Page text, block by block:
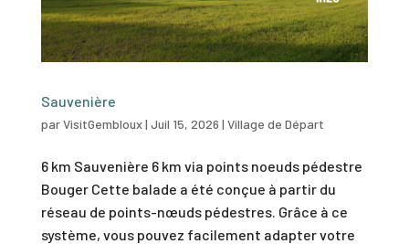
Sauvenière
parVisitGembloux| Juil 15, 2026 | Village de Départ
6 km Sauvenière 6 km via points noeuds pédestre
Bouger Cette balade a été conçue à partir du
réseau de points-nœuds pédestres. Grâce à ce
système, vous pouvez facilement adapter votre